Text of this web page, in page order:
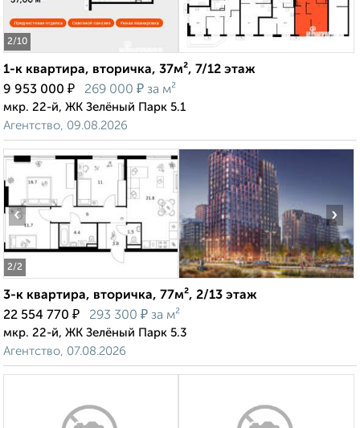
2/10
1-к квартира, вторичка, 37м², 7/12 этаж
9 953 000 ₽ 269 000 ₽ за м²
мкр. 22-й, ЖК Зелёный Парк 5.1
Агентство, 09.08.2026
2/2
‹ ›
3-к квартира, вторичка, 77м², 2/13 этаж
22 554 770 ₽ 293 300 ₽ за м²
мкр. 22-й, ЖК Зелёный Парк 5.3
Агентство, 07.08.2026